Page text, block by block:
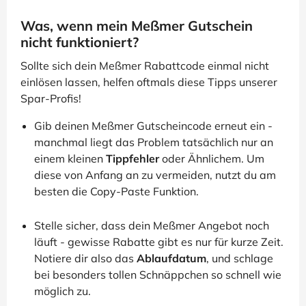
Was, wenn mein Meßmer Gutschein
nicht funktioniert?
Sollte sich dein Meßmer Rabattcode einmal nicht
einlösen lassen, helfen oftmals diese Tipps unserer
Spar-Profis!
Gib deinen Meßmer Gutscheincode erneut ein -
manchmal liegt das Problem tatsächlich nur an
einem kleinen Tippfehleroder Ähnlichem. Um
diese von Anfang an zu vermeiden, nutzt du am
besten die Copy-Paste Funktion.
Stelle sicher, dass dein Meßmer Angebot noch
läuft - gewisse Rabatte gibt es nur für kurze Zeit.
Notiere dir also das Ablaufdatum, und schlage
bei besonders tollen Schnäppchen so schnell wie
möglich zu.